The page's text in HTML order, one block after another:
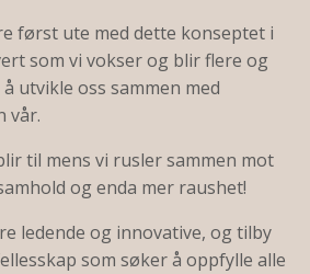
først ute med dette konseptet i
som vi vokser og blir flere og
utvikle oss sammen med
vår.
til mens vi rusler sammen mot
og enda mer raushet!
ledende og innovative, og tilby
som søker å oppfylle alle